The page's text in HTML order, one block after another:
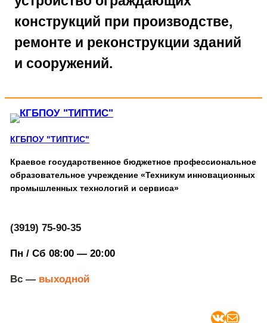
конструкций при производстве,
ремонте и реконструкции зданий
и сооружений.
КГБПОУ "ТИПТИС"
Краевое государственное бюджетное профессиональное
образовательное учреждение «Техникум инновационных
промышленных технологий и сервиса»
(3919) 75-90-35
Пн / Сб 08:00 — 20:00
Вс —выходной
ВКонтакте Почта